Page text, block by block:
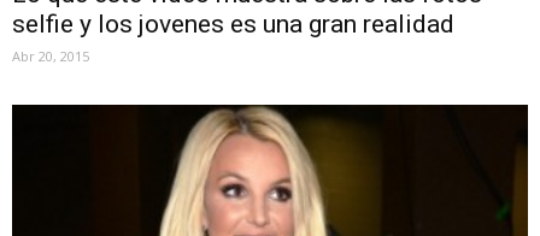
selfie y los jovenes es una gran realidad
Abr 20, 2015